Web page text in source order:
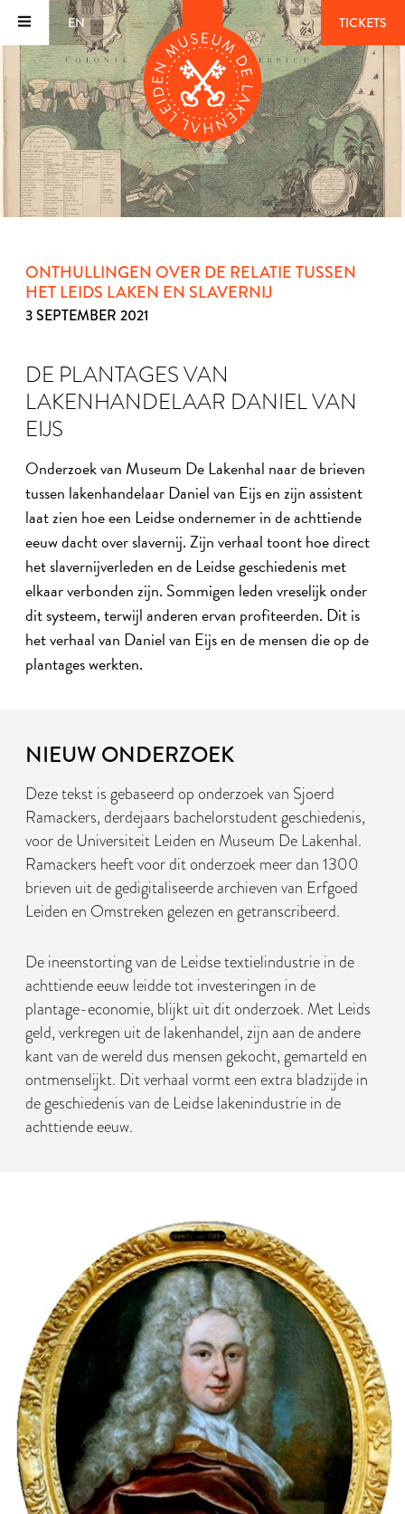
EN TICKETS
ONTHULLINGEN OVER DE RELATIE TUSSEN
HET LEIDS LAKEN EN SLAVERNIJ
3 SEPTEMBER 2021
DE PLANTAGES VAN
LAKENHANDELAAR DANIEL VAN
EIJS
Onderzoek van Museum De Lakenhal naar de brieven
tussen lakenhandelaar Daniel van Eijs en zijn assistent
laat zien hoe een Leidse ondernemer in de achttiende
eeuw dacht over slavernij. Zijn verhaal toont hoe direct
het slavernijverleden en de Leidse geschiedenis met
elkaar verbonden zijn. Sommigen leden vreselijk onder
dit systeem, terwijl anderen ervan profiteerden. Dit is
het verhaal van Daniel van Eijs en de mensen die op de
plantages werkten.
NIEUW ONDERZOEK
Deze tekst is gebaseerd op onderzoek van Sjoerd
Ramackers, derdejaars bachelorstudent geschiedenis,
voor de Universiteit Leiden en Museum De Lakenhal.
Ramackers heeft voor dit onderzoek meer dan 1300
brieven uit de gedigitaliseerde archieven van Erfgoed
Leiden en Omstreken gelezen en getranscribeerd.
De ineenstorting van de Leidse textielindustrie in de
achttiende eeuw leidde tot investeringen in de
plantage-economie, blijkt uit dit onderzoek. Met Leids
geld, verkregen uit de lakenhandel, zijn aan de andere
kant van de wereld dus mensen gekocht, gemarteld en
ontmenselijkt. Dit verhaal vormt een extra bladzijde in
de geschiedenis van de Leidse lakenindustrie in de
achttiende eeuw.